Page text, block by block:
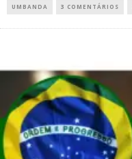
UMBANDA 3 COMENTÁRIOS